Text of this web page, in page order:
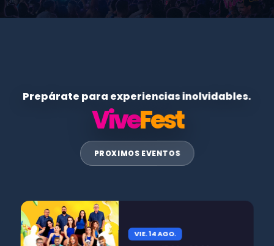
Prepárate para experiencias inolvidables.
ViveFest
PROXIMOS EVENTOS
VIE. 14 AGO.